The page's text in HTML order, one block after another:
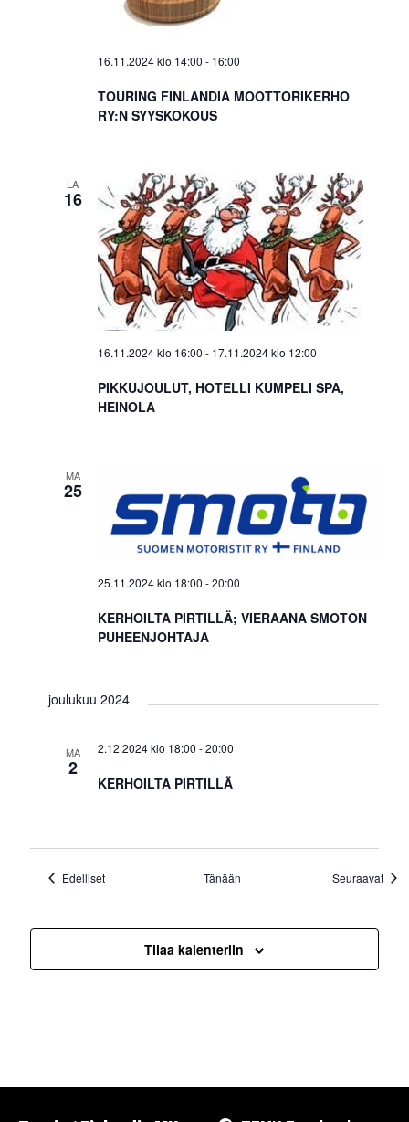
TOURING FINLANDIA MOOTTORIKERHO
RY:N SYYSKOKOUS
16.11.2024 klo 14:00 - 16:00
LA
16
PIKKUJOULUT, HOTELLI KUMPELI SPA,
HEINOLA
16.11.2024 klo 16:00 - 17.11.2024 klo 12:00
MA
25
KERHOILTA PIRTILLÄ; VIERAANA SMOTON
PUHEENJOHTAJA
25.11.2024 klo 18:00 -20:00
joulukuu 2024
MA
2
KERHOILTA PIRTILLÄ
2.12.2024 klo 18:00 -20:00
EdellisetTapahtumat Tänään Seuraavat
Tilaa kalenteriin